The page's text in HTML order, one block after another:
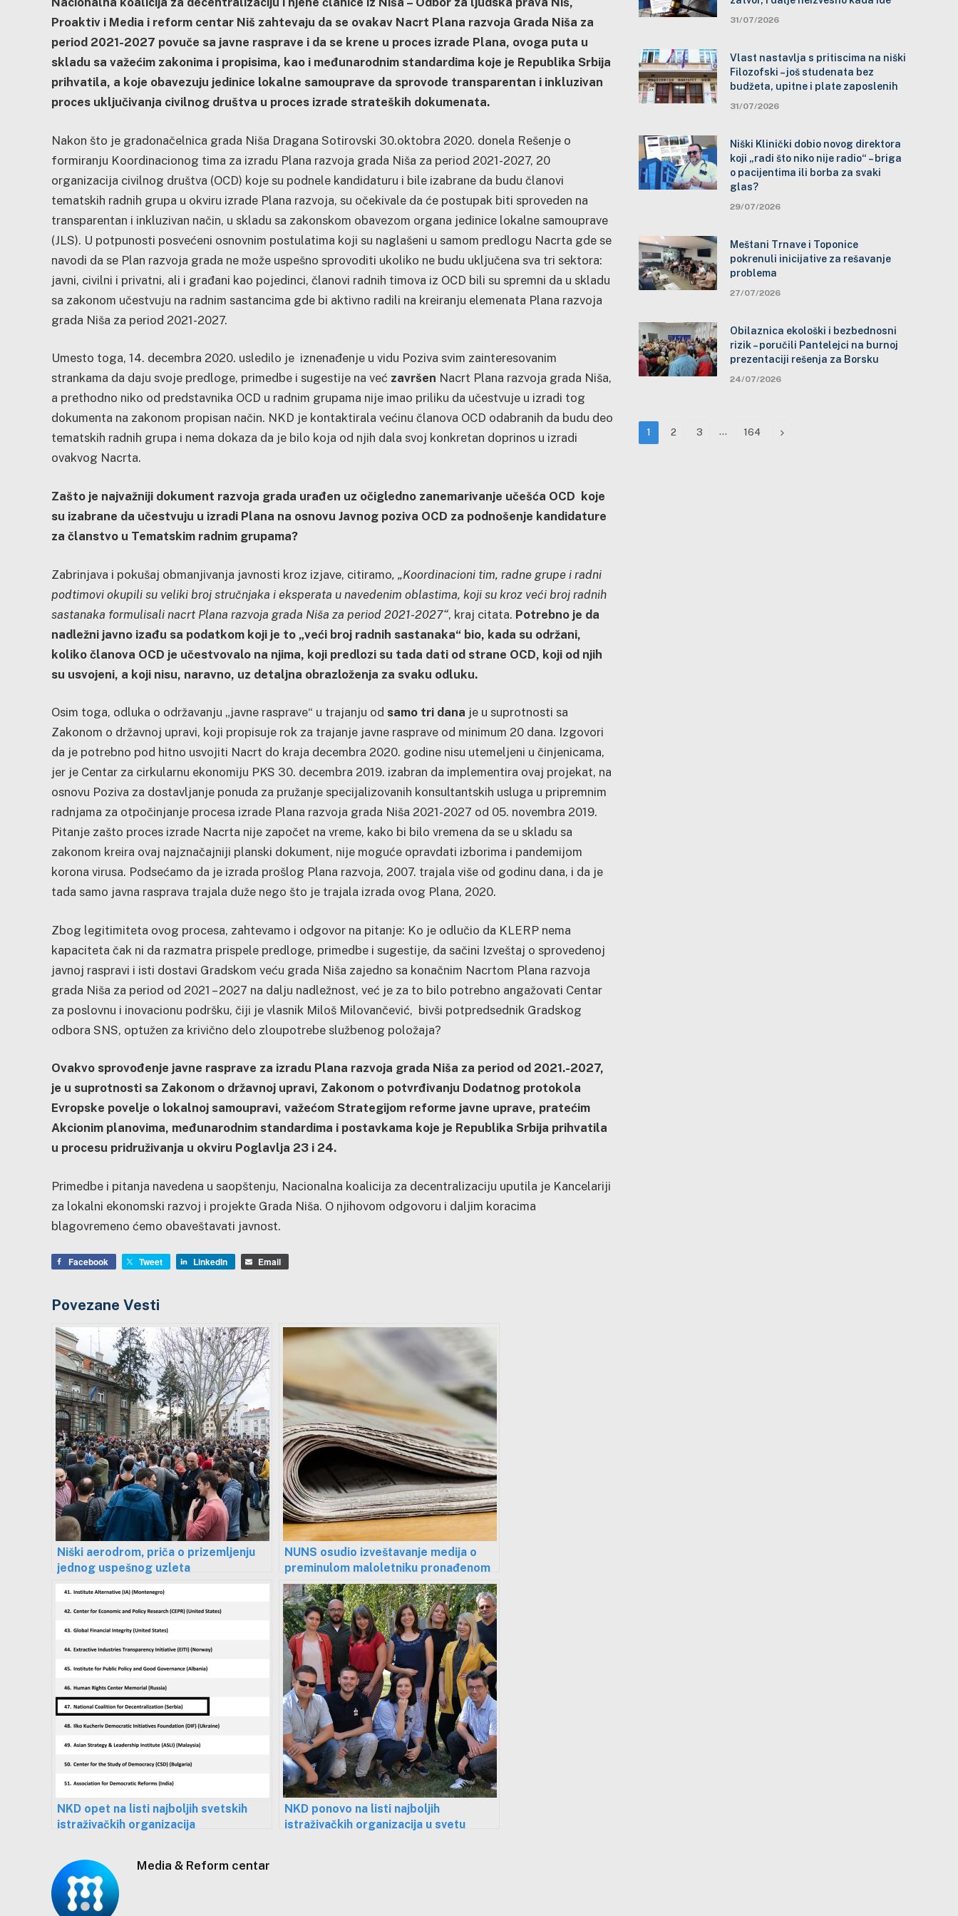
Proaktiv i Media i reform centar Niš zahtevaju da se ovakav Nacrt Plana razvoja Grada Niša za
period 2021-2027 povuče sa javne rasprave i da se krene u proces izrade Plana, ovoga puta u
skladu sa važećim zakonima i propisima, kao i međunarodnim standardima koje je Republika Srbija
prihvatila, a koje obavezuju jedinice lokalne samouprave da sprovode transparentan i inkluzivan
proces uključivanja civilnog društva u proces izrade strateških dokumenata.
Nakon što je gradonačelnica grada Niša Dragana Sotirovski 30.oktobra 2020. donela Rešenje o
formiranju Koordinacionog tima za izradu Plana razvoja grada Niša za period 2021-2027, 20
organizacija civilnog društva (OCD) koje su podnele kandidaturu i bile izabrane da budu članovi
tematskih radnih grupa u okviru izrade Plana razvoja, su očekivale da će postupak biti sproveden na
transparentan i inkluzivan način, u skladu sa zakonskom obavezom organa jedinice lokalne samouprave
(JLS). U potpunosti posvećeni osnovnim postulatima koji su naglašeni u samom predlogu Nacrta gde se
navodi da se Plan razvoja grada ne može uspešno sprovoditi ukoliko ne budu uključena sva tri sektora:
javni, civilni i privatni, ali i građani kao pojedinci, članovi radnih timova iz OCD bili su spremni da u skladu
sa zakonom učestvuju na radnim sastancima gde bi aktivno radili na kreiranju elemenata Plana razvoja
grada Niša za period 2021-2027.
Umesto toga, 14. decembra 2020. usledilo je iznenađenje u vidu Poziva svim zainteresovanim
strankama da daju svoje predloge, primedbe i sugestije na već završen Nacrt Plana razvoja grada Niša,
a prethodno niko od predstavnika OCD u radnim grupama nije imao priliku da učestvuje u izradi tog
dokumenta na zakonom propisan način. NKD je kontaktirala većinu članova OCD odabranih da budu deo
tematskih radnih grupa i nema dokaza da je bilo koja od njih dala svoj konkretan doprinos u izradi
ovakvog Nacrta.
Zašto je najvažniji dokument razvoja grada urađen uz očigledno zanemarivanje učešća OCD koje
su izabrane da učestvuju u izradi Plana na osnovu Javnog poziva OCD za podnošenje kandidature
za članstvo u Tematskim radnim grupama?
Zabrinjava i pokušaj obmanjivanja javnosti kroz izjave, citiramo, „Koordinacioni tim, radne grupe i radni
podtimovi okupili su veliki broj stručnjaka i eksperata u navedenim oblastima, koji su kroz veći broj radnih
sastanaka formulisali nacrt Plana razvoja grada Niša za period 2021-2027“, kraj citata. Potrebno je da
nadležni javno izađu sa podatkom koji je to „veći broj radnih sastanaka“ bio, kada su održani,
koliko članova OCD je učestvovalo na njima, koji predlozi su tada dati od strane OCD, koji od njih
su usvojeni, a koji nisu, naravno, uz detaljna obrazloženja za svaku odluku.
Osim toga, odluka o održavanju „javne rasprave“ u trajanju od samo tri dana je u suprotnosti sa
Zakonom o državnoj upravi, koji propisuje rok za trajanje javne rasprave od minimum 20 dana. Izgovori
da je potrebno pod hitno usvojiti Nacrt do kraja decembra 2020. godine nisu utemeljeni u činjenicama,
jer je Centar za cirkularnu ekonomiju PKS 30. decembra 2019. izabran da implementira ovaj projekat, na
osnovu Poziva za dostavljanje ponuda za pružanje specijalizovanih konsultantskih usluga u pripremnim
radnjama za otpočinjanje procesa izrade Plana razvoja grada Niša 2021-2027 od 05. novembra 2019.
Pitanje zašto proces izrade Nacrta nije započet na vreme, kako bi bilo vremena da se u skladu sa
zakonom kreira ovaj najznačajniji planski dokument, nije moguće opravdati izborima i pandemijom
korona virusa. Podsećamo da je izrada prošlog Plana razvoja, 2007. trajala više od godinu dana, i da je
tada samo javna rasprava trajala duže nego što je trajala izrada ovog Plana, 2020.
Zbog legitimiteta ovog procesa, zahtevamo i odgovor na pitanje: Ko je odlučio da KLERP nema
kapaciteta čak ni da razmatra prispele predloge, primedbe i sugestije, da sačini Izveštaj o sprovedenoj
javnoj raspravi i isti dostavi Gradskom veću grada Niša zajedno sa konačnim Nacrtom Plana razvoja
grada Niša za period od 2021 – 2027 na dalju nadležnost, već je za to bilo potrebno angažovati Centar
za poslovnu i inovacionu podršku, čiji je vlasnik Miloš Milovančević, bivši potpredsednik Gradskog
odbora SNS, optužen za krivično delo zloupotrebe službenog položaja?
Ovakvo sprovođenje javne rasprave za izradu Plana razvoja grada Niša za period od 2021.-2027,
je u suprotnosti sa Zakonom o državnoj upravi, Zakonom o potvrđivanju Dodatnog protokola
Evropske povelje o lokalnoj samoupravi, važećom Strategijom reforme javne uprave, pratećim
Akcionim planovima, međunarodnim standardima i postavkama koje je Republika Srbija prihvatila
u procesu pridruživanja u okviru Poglavlja 23 i 24.
Primedbe i pitanja navedena u saopštenju, Nacionalna koalicija za decentralizaciju uputila je Kancelariji
za lokalni ekonomski razvoj i projekte Grada Niša. O njihovom odgovoru i daljim koracima
blagovremeno ćemo obaveštavati javnost.
Facebook Tweet LinkedIn Email
Povezane Vesti
Niški aerodrom, priča o prizemljenju
jednog uspešnog uzleta
NUNS osudio izveštavanje medija o
preminulom maloletniku pronađenom
u Tamišu
NKD opet na listi najboljih svetskih
istraživačkih organizacija
NKD ponovo na listi najboljih
istraživačkih organizacija u svetu
Media & Reform centar
31/07/2026
Vlast nastavlja s pritiscima na niški
Filozofski – još studenata bez
budžeta, upitne i plate zaposlenih
31/07/2026
Niški Klinički dobio novog direktora
koji „radi što niko nije radio“ – briga
o pacijentima ili borba za svaki
glas?
29/07/2026
Meštani Trnave i Toponice
pokrenuli inicijative za rešavanje
problema
27/07/2026
Obilaznica ekološki i bezbednosni
rizik – poručili Pantelejci na burnoj
prezentaciji rešenja za Borsku
24/07/2026
1 2 3 … 164 Next